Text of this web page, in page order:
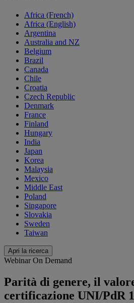
Africa (French)
Africa (English)
Argentina
Australia and NZ
Belgium
Brazil
Canada
Chile
Croatia
Czech Republic
Denmark
France
Finland
Hungary
India
Japan
Korea
Malaysia
Mexico
Middle East
Poland
Singapore
Slovakia
Sweden
Taiwan
Apri la ricerca
Webinar On Demand
Parità di genere, il
certificazione UNI/PdR